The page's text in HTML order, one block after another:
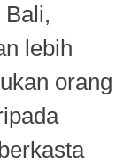
Bali,
lebih
orang